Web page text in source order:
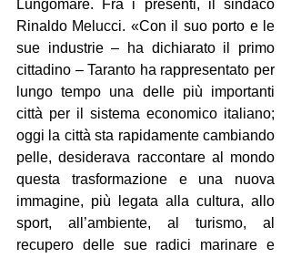
Lungomare. Fra i presenti, il sindaco
Rinaldo Melucci. «Con il suo porto e le
sue industrie – ha dichiarato il primo
cittadino – Taranto ha rappresentato per
lungo tempo una delle più importanti
città per il sistema economico italiano;
oggi la città sta rapidamente cambiando
pelle, desiderava raccontare al mondo
questa trasformazione e una nuova
immagine, più legata alla cultura, allo
sport, all’ambiente, al turismo, al
recupero delle sue radici marinare e